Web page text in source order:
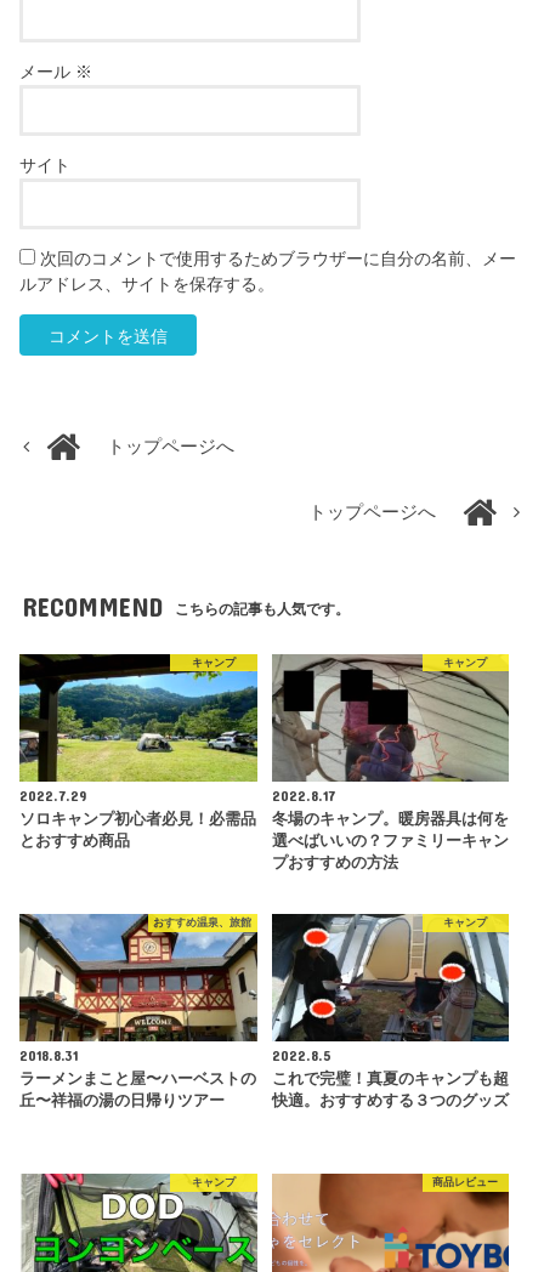
メール ※
サイト
次回のコメントで使用するためブラウザーに自分の名前、メー
ルアドレス、サイトを保存する。
トップページへ
トップページへ
RECOMMEND こちらの記事も人気です。
キャンプ
2022.7.29
ソロキャンプ初心者必見！必需品
とおすすめ商品
キャンプ
2022.8.17
冬場のキャンプ。暖房器具は何を
選べばいいの？ファミリーキャン
プおすすめの方法
おすすめ温泉、旅館
2018.8.31
ラーメンまこと屋〜ハーベストの
丘〜祥福の湯の日帰りツアー
キャンプ
2022.8.5
これで完璧！真夏のキャンプも超
快適。おすすめする３つのグッズ
キャンプ 商品レビュー